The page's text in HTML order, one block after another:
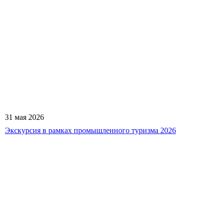
31 мая 2026
Экскурсия в рамках промышленного туризма 2026